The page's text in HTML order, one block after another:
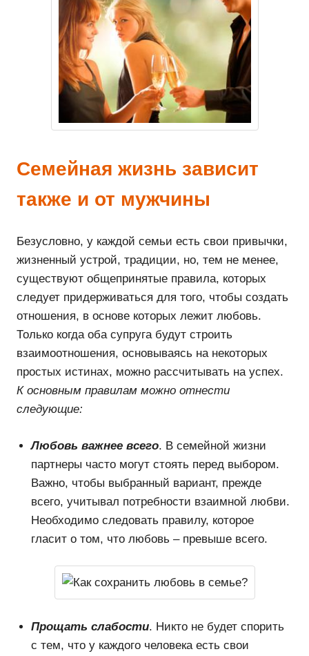
Семейная жизнь зависит
также и от мужчины
Безусловно, у каждой семьи есть свои привычки,
жизненный устрой, традиции, но, тем не менее,
существуют общепринятые правила, которых
следует придерживаться для того, чтобы создать
отношения, в основе которых лежит любовь.
Только когда оба супруга будут строить
взаимоотношения, основываясь на некоторых
простых истинах, можно рассчитывать на успех.
К основным правилам можно отнести
следующие:
Любовь важнее всего. В семейной жизни
партнеры часто могут стоять перед выбором.
Важно, чтобы выбранный вариант, прежде
всего, учитывал потребности взаимной любви.
Необходимо следовать правилу, которое
гласит о том, что любовь – превыше всего.
Прощать слабости. Никто не будет спорить
с тем, что у каждого человека есть свои